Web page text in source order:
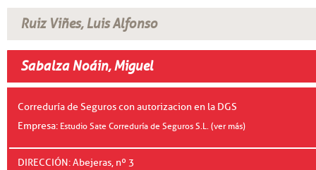
Ruiz Viñes, Luis Alfonso
Sabalza Noáin, Miguel
Correduría de Seguros con autorizacion en la DGS
Empresa: Estudio Sate Correduría de Seguros S.L. (ver más)
DIRECCIÓN: Abejeras, nº 3